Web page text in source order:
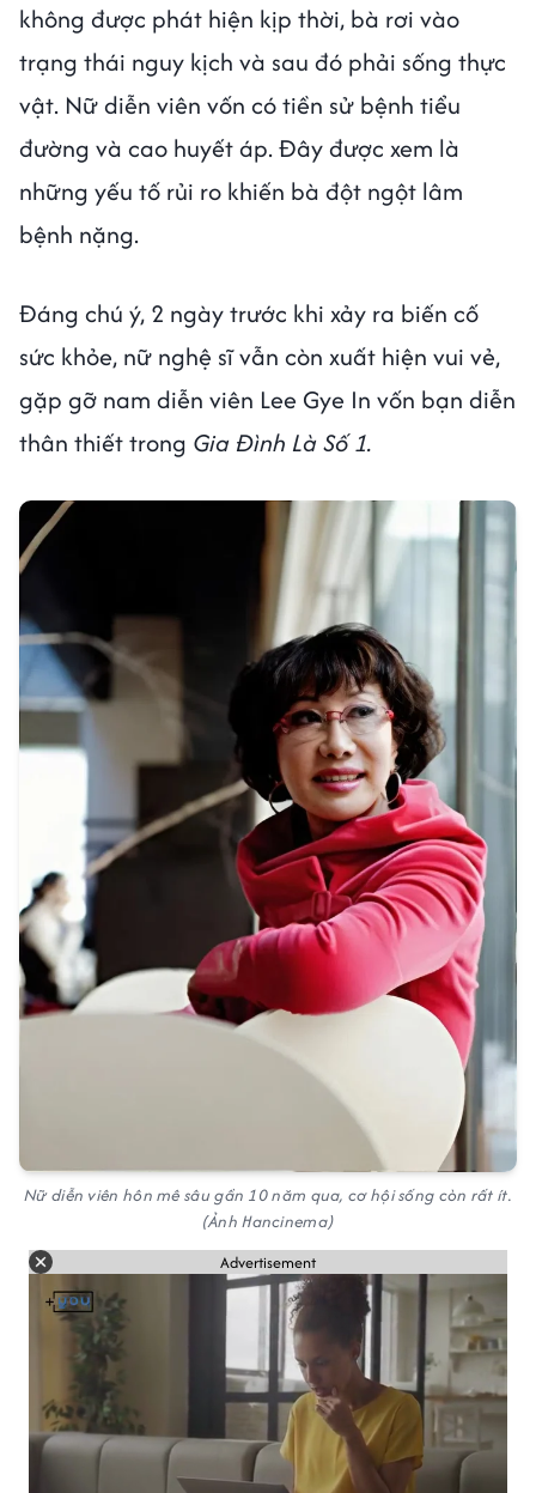
không được phát hiện kịp thời, bà rơi vào
trạng thái nguy kịch và sau đó phải sống thực
vật. Nữ diễn viên vốn có tiền sử bệnh tiểu
đường và cao huyết áp. Đây được xem là
những yếu tố rủi ro khiến bà đột ngột lâm
bệnh nặng.
Đáng chú ý, 2 ngày trước khi xảy ra biến cố
sức khỏe, nữ nghệ sĩ vẫn còn xuất hiện vui vẻ,
gặp gỡ nam diễn viên Lee Gye In vốn bạn diễn
thân thiết trong Gia Đình Là Số 1.
Nữ diễn viên hôn mê sâu gần 10 năm qua, cơ hội sống còn rất ít.
(Ảnh Hancinema)
Advertisement